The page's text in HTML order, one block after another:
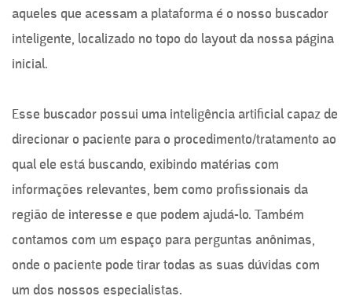
aqueles que acessam a plataforma é o nosso buscador
inteligente, localizado no topo do layout da nossa página
inicial.
Esse buscador possui uma inteligência artificial capaz de
direcionar o paciente para o procedimento/tratamento ao
qual ele está buscando, exibindo matérias com
informações relevantes, bem como profissionais da
região de interesse e que podem ajudá-lo. Também
contamos com um espaço para perguntas anônimas,
onde o paciente pode tirar todas as suas dúvidas com
um dos nossos especialistas.